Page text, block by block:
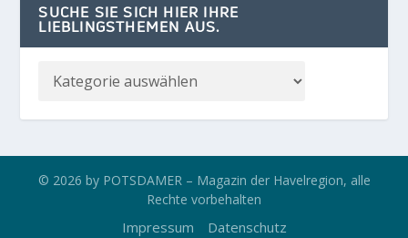
SUCHE SIE SICH HIER IHRE
LIEBLINGSTHEMEN AUS.
© 2026 by POTSDAMER – Magazin der Havelregion, alle
Rechte vorbehalten
Impressum Datenschutz